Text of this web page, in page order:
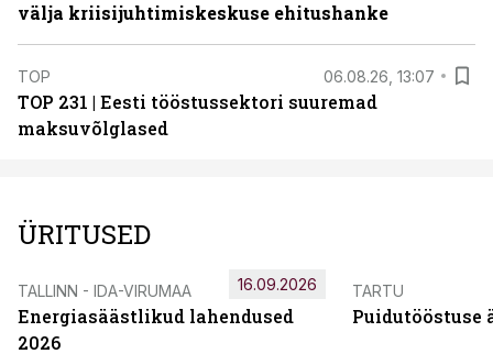
välja kriisijuhtimiskeskuse ehitushanke
TOP 06.08.26, 13:07
TOP 231 | Eesti tööstussektori suuremad
maksuvõlglased
ÜRITUSED
TALLINN - IDA-VIRUMAA
Energiasäästlikud lahendused
2026
16.09.2026 TARTU
Puidutööstuse